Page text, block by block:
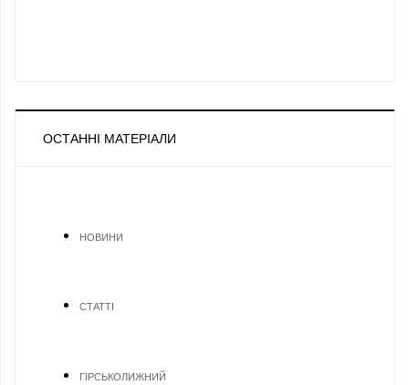
ОСТАННІ МАТЕРІАЛИ
НОВИНИ
СТАТТІ
ГІРСЬКОЛИЖНИЙ